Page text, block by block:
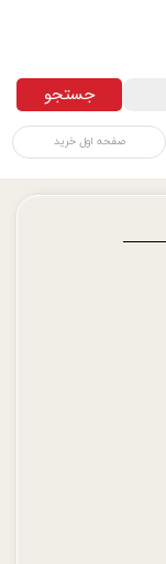
صفحه اول خرید
جستجو